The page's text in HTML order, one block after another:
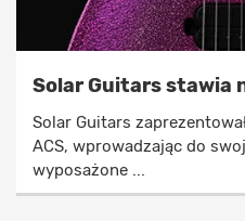
Solar Guitars stawia
Solar Guitars
ACS, wprowadzając do
wyposażone ...